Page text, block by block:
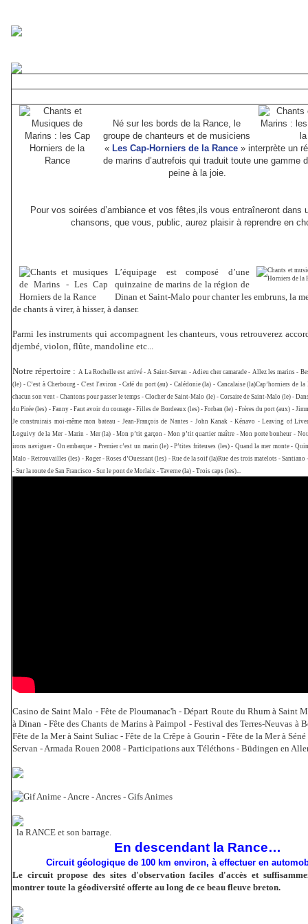
Né sur les bords de la Rance, le
groupe de chanteurs et de musiciens
« Les Cap-Horniers de la Rance » interprète un
de marins d’autrefois qui traduit toute une gamme
peine à la joie.
Pour vos soirées d’ambianceet vos fêtes,ils vous entraîneront dans
chansons, que vous, public, aurez plaisir à reprendre en
L’équipage est composé d’une
quinzaine de marins de la région de
Dinan et Saint-Malo pour chanter les embruns, la
de chants à virer, à hisser, à danser.
Parmi les instruments qui accompagnent les chanteurs, vous retrouverez
djembé, violon, flûte, mandoline etc...
Notre répertoire : A La Rochelle est arrivé - A Saint-Servan - Adieu cher camarade - Allez les marins -
(le) - C’est à Cherbourg - C'est l'aviron - Café du port (au) - Calédonie (la) - Cancalaise (la)Cap’horniers de la
chacun son vent - Chantons pour passer le temps - Clocher de Saint-Malo (le) - Corsaire de Saint-Malo (le) -
du Pirée (les) - Fanny - Faut avoir du courage - Filles de Bordeaux (les) - Forban (le) - Frères du port (aux) -
Je construirais moi-même mon bateau - Jean-François de Nantes - John Kanak - Kénavo - Leaving of
Loguivy de la Mer - Marin - Mer (la) - Mon p’tit garçon - Mon p’tit quartier maître - Mon porte bonheur -
irons naviguer - On embarque - Premier c’est un marin (le) - P’tites friteuses (les) - Quand la mer monte -
Malo - Retrouvailles (les) - Roger - Roses d’Ouessant (les) - Rue de la soif (la)Rue des trois matelots - Santiano
- Sur la route de San Francisco - Sur le pont de Morlaix - Taverne (la) - Trois caps (les)...
Casino de Saint Malo - Fête de Ploumanac'h - Départ Route du Rhum à Saint
à Dinan - Fête des Chants de Marins à Paimpol - Festival des Terres-Neuvas à
Fête de la Mer à Saint Suliac - Fête de la Crêpe à Gourin - Fête de la Mer à
Servan - Armada Rouen 2008 - Participations aux Téléthons - Büdingen en
la RANCE et son barrage.
En descendant la Rance…
Circuit géologique de 100 km environ, à effectuer en
Le circuit propose des sites d'observation faciles d'accès et
montrer toute la géodiversité offerte au long de ce beau fleuve breton.